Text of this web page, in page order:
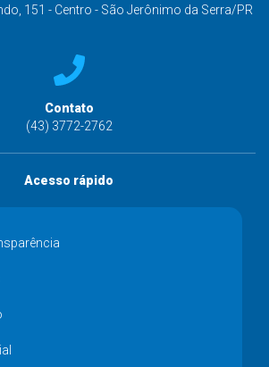
151 - Centro - São Jerônimo da Serra/PR
Contato
(43) 3772-2762
Acesso rápido